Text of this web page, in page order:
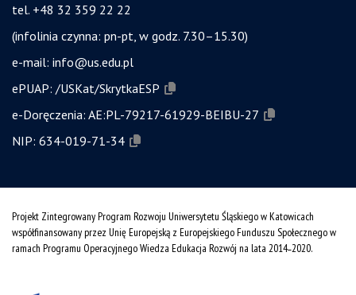
tel. +48 32 359 22 22
(infolinia czynna: pn-pt, w godz. 7.30–15.30)
e-mail: info@us.edu.pl
ePUAP: /USKat/SkrytkaESP
e-Doręczenia: AE:PL-79217-61929-BEIBU-27
NIP: 634-019-71-34
Projekt Zintegrowany Program Rozwoju Uniwersytetu Śląskiego w Katowicach
współfinansowany przez Unię Europejską z Europejskiego Funduszu Społecznego w
ramach Programu Operacyjnego Wiedza Edukacja Rozwój na lata 2014˗2020.